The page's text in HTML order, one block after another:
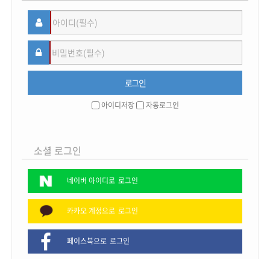
아이디저장 자동로그인
소셜 로그인
네이버 아이디로 로그인
카카오 계정으로 로그인
페이스북으로 로그인